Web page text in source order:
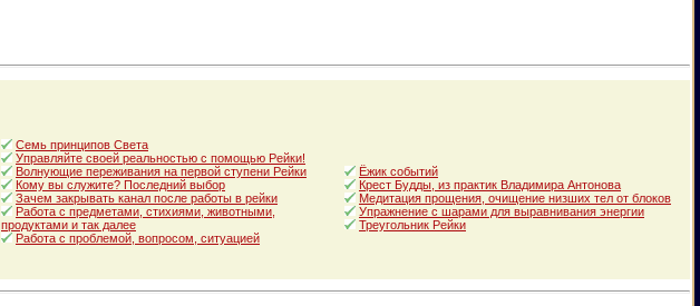
Семь принципов Света
Управляйте своей реальностью с помощью Рейки!
Волнующие переживания на первой ступени Рейки
Кому вы служите? Последний выбор
Зачем закрывать канал после работы в рейки
Работа с предметами, стихиями, животными,
продуктами и так далее
Работа с проблемой, вопросом, ситуацией
Ёжик событий
Крест Будды, из практик Владимира Антонова
Медитация прощения, очищение низших тел от блоков
Упражнение с шарами для выравнивания энергии
Треугольник Рейки